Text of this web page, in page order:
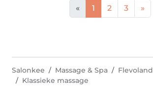
« 1 2 3 »
Salonkee Massage & Spa Flevoland
Klassieke massage